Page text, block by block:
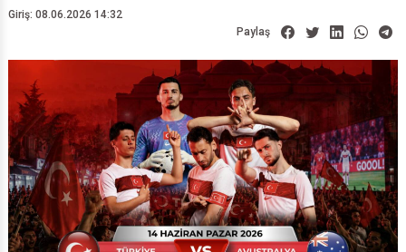
Giriş: 08.06.2026 14:32
Paylaş